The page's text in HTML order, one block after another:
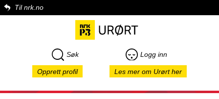
Til nrk.no
Søk Logg inn
Opprett profil Les mer om Urørt her